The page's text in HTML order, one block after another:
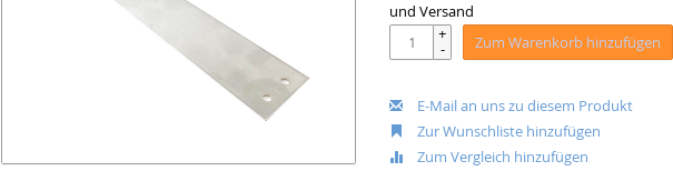
und Versand
+
- Zum Warenkorb hinzufügen
E-Mail an uns zu diesem Produkt
Zur Wunschliste hinzufügen
Zum Vergleich hinzufügen